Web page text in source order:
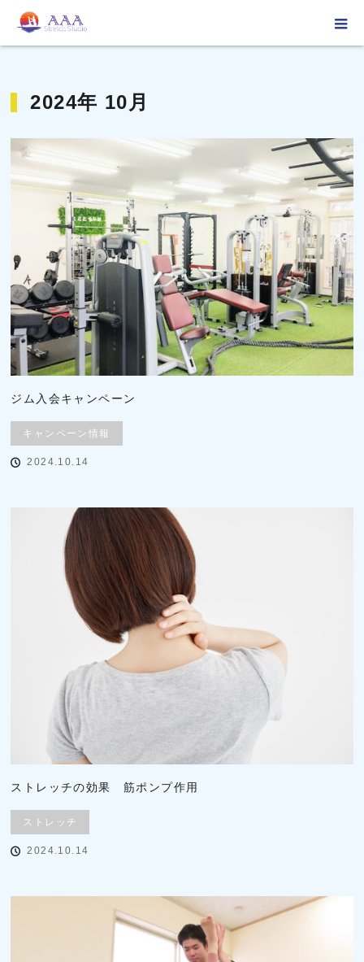
2024年 10月
2024年 10月
ジム入会キャンペーン
キャンペーン情報
2024.10.14
ストレッチの効果 筋ポンプ作用
ストレッチ
2024.10.14